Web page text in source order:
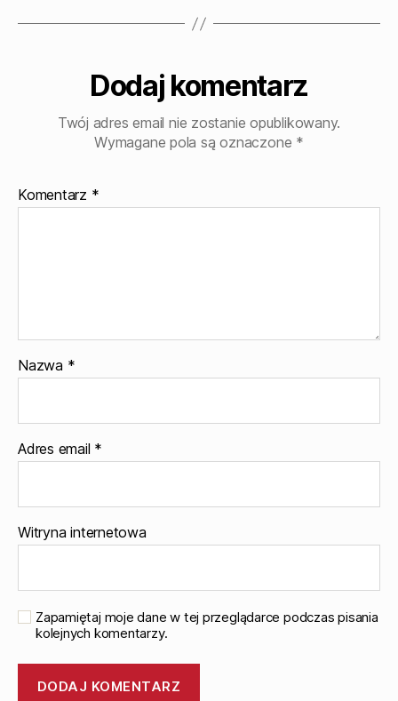
Dodaj komentarz
Twój adres email nie zostanie opublikowany.
Wymagane pola są oznaczone *
Komentarz *
Nazwa *
Adres email *
Witryna internetowa
Zapamiętaj moje dane w tej przeglądarce podczas pisania
kolejnych komentarzy.